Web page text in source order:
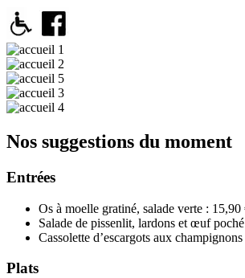
Nos suggestions du moment
Entrées
Os à moelle gratiné, salade verte : 15,90
Salade de pissenlit, lardons et œuf
Cassolette d’escargots aux
Plats